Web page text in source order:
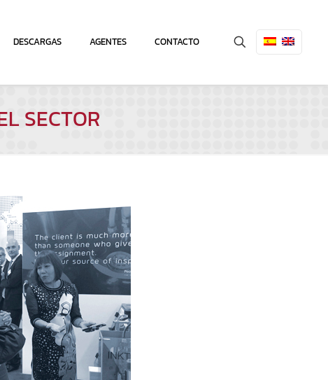
DESCARGAS AGENTES CONTACTO
SECTOR